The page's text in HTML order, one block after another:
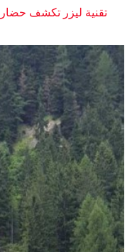
تقنية ليزر تكشف